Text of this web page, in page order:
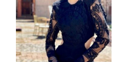
VARIANTES.
LAS
OPCIONES
SE
PUEDEN